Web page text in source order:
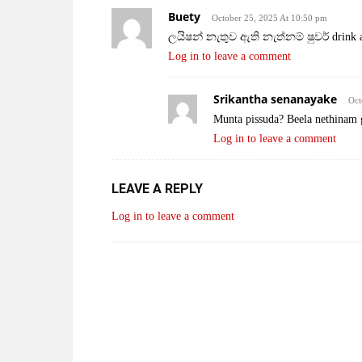
Buety October 25, 2025 At 10:50 pm
ලයිෂන් නැතුව ඇති නැත්නම් ෂුවර් drink
Log in to leave a comment
Srikantha senanayake
Munta pissuda? Beela
Log in to leave a comment
LEAVE A REPLY
Log in to leave a comment